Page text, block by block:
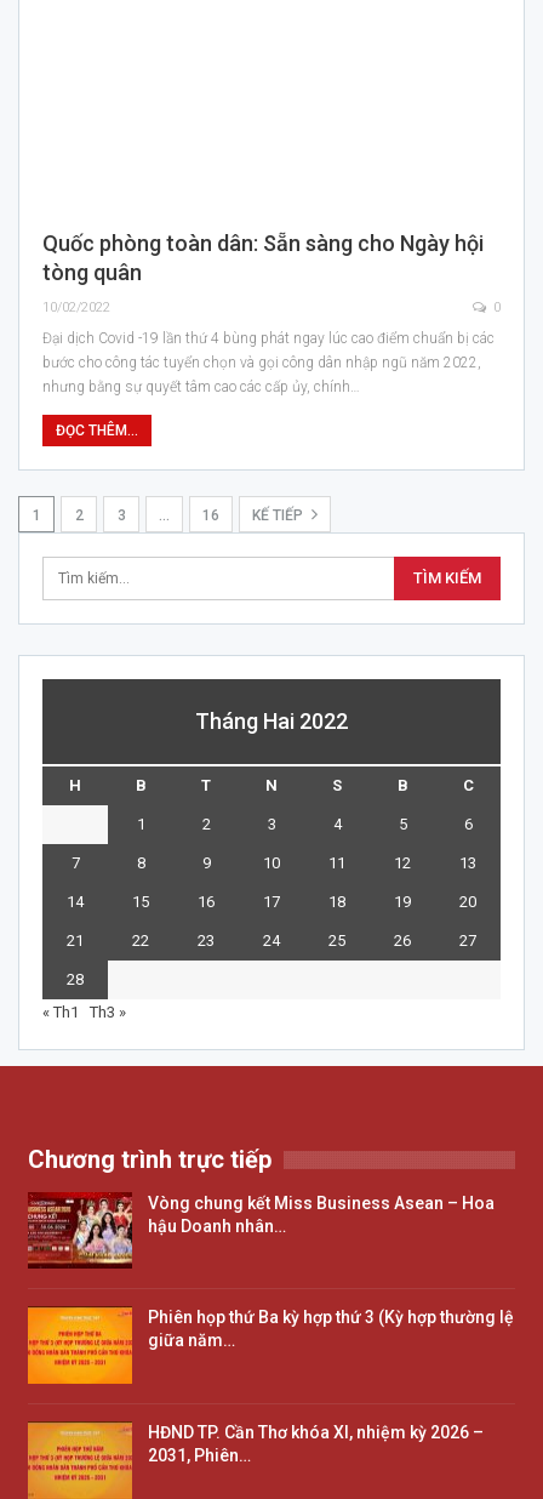
Quốc phòng toàn dân: Sẵn sàng cho Ngày hội
tòng quân
10/02/2022 0
Đại dịch Covid -19 lần thứ 4 bùng phát ngay lúc cao điểm chuẩn bị các
bước cho công tác tuyển chọn và gọi công dân nhập ngũ năm 2022,
nhưng bằng sự quyết tâm cao các cấp ủy, chính…
ĐỌC THÊM...
1 2 3 … 16 KẾ TIẾP
Tháng Hai 2022
H B T N S B C
1 2 3 4 5 6
7 8 9 10 11 12 13
14 15 16 17 18 19 20
21 22 23 24 25 26 27
28
« Th1
Th3 »
Chương trình trực tiếp
Vòng chung kết Miss Business Asean – Hoa
hậu Doanh nhân…
Phiên họp thứ Ba kỳ hợp thứ 3 (Kỳ hợp thường lệ
giữa năm…
HĐND TP. Cần Thơ khóa XI, nhiệm kỳ 2026 –
2031, Phiên…